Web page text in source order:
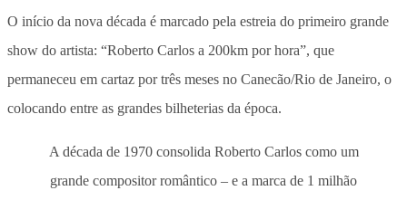
O início da nova década é marcado pela estreia do primeiro grande
show do artista: “Roberto Carlos a 200km por hora”, que
permaneceu em cartaz por três meses no Canecão/Rio de Janeiro, o
colocando entre as grandes bilheterias da época.
A década de 1970 consolida Roberto Carlos como um
grande compositor romântico – e a marca de 1 milhão